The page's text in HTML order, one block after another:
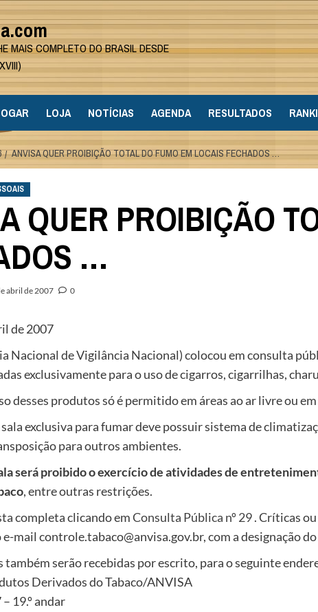
MAIS COMPLETO DO BRASIL DESDE
LOJA NOTÍCIAS AGENDA RESULTADOS
ANVISA QUER PROIBIÇÃO TOTAL DO FUMO EM LOCAIS FECHADOS …
QUER PROIBIÇÃO
…
abril de 2007 0
de 2007
Nacional de Vigilância Nacional) colocou em consulta
exclusivamente para o uso de cigarros, cigarrilhas,
desses produtos só é permitido em áreas ao ar livre ou
exclusiva para fumar deve possuir sistema de
para outros ambientes.
será proibido o exercício de atividades de
, entre outras restrições.
completa clicando emConsulta Pública nº 29. Críticas
e-mail controle.tabaco@anvisa.gov.br, com a designação
serão recebidas por escrito, para o seguinte
Derivados do Tabaco/ANVISA
– 19.º andar